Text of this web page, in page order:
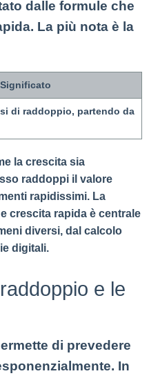
dalle formule che
La più nota è la
Significato
di raddoppio, partendo da
la crescita sia
raddoppi il valore
rapidissimi. La
crescita rapida è centrale
diversi, dal calcolo
digitali.
e le
di prevedere
In